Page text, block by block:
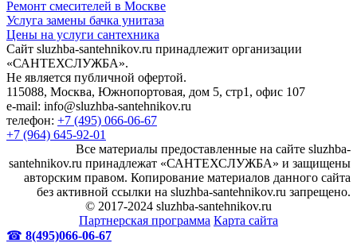
Ремонт смесителей в Москве
Услуга замены бачка унитаза
Цены на услуги сантехника
Сайт sluzhba-santehnikov.ru принадлежит организации
«САНТЕХСЛУЖБА».
Не является публичной офертой.
115088, Москва, Южнопортовая, дом 5, стр1, офис 107
e-mail: info@sluzhba-santehnikov.ru
телефон: +7 (495) 066-06-67
+7 (964) 645-92-01
Все материалы предоставленные на сайте sluzhba-
santehnikov.ru принадлежат «САНТЕХСЛУЖБА» и защищены
авторским правом. Копирование материалов данного сайта
без активной ссылки на sluzhba-santehnikov.ru запрещено.
© 2017-2024 sluzhba-santehnikov.ru
Партнерская программа Карта сайта
☎ 8(495)066-06-67